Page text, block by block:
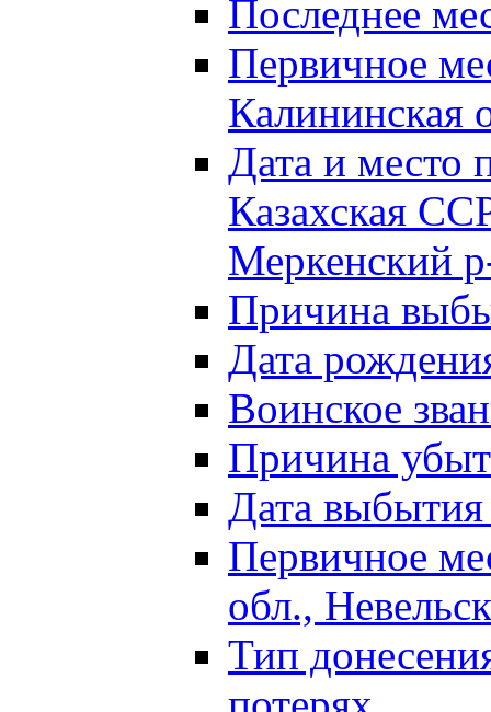
Последнее
Первичное
Калининская
Дата и
Казахская
Меркенский
Причина
Дата
Воинское
Причина
Дата
Первичное
обл.,
Тип